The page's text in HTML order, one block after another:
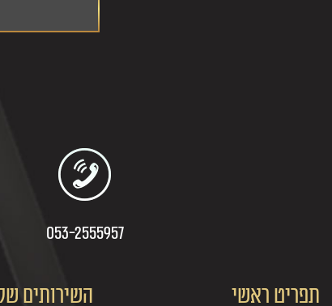
053-2555957
תפריט ראשי השירותים